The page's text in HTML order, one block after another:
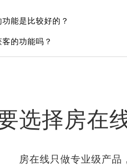
能是比较好的？
的功能吗？
选择房在
房在线只做专业级产品